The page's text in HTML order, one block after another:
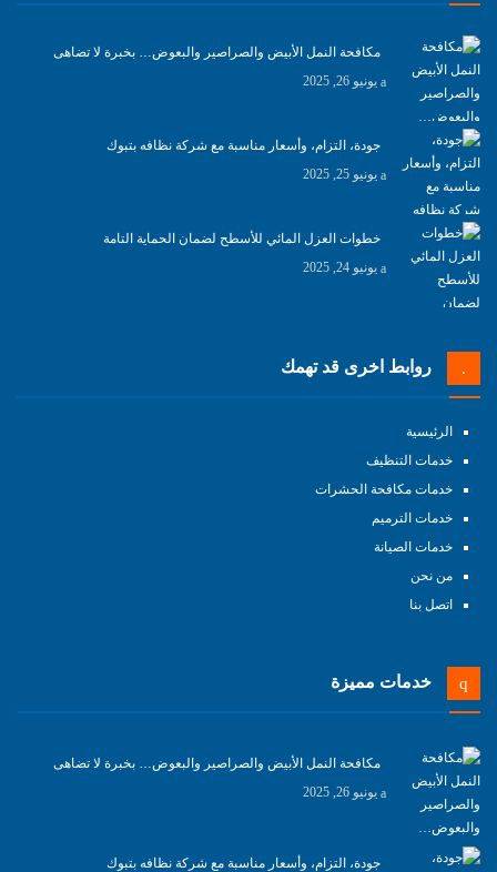
مكافحة النمل الأبيض والصراصير والبعوض… بخبرة لا تضاهى
يونيو 26, 2025
جودة، التزام، وأسعار مناسبة مع شركة نظافه بتبوك
يونيو 25, 2025
خطوات العزل المائي للأسطح لضمان الحماية التامة
يونيو 24, 2025
روابط اخرى قد تهمك
الرئيسية
خدمات التنظيف
خدمات مكافحة الحشرات
خدمات الترميم
خدمات الصيانة
من نحن
اتصل بنا
خدمات مميزة
مكافحة النمل الأبيض والصراصير والبعوض… بخبرة لا تضاهى
يونيو 26, 2025
جودة، التزام، وأسعار مناسبة مع شركة نظافه بتبوك